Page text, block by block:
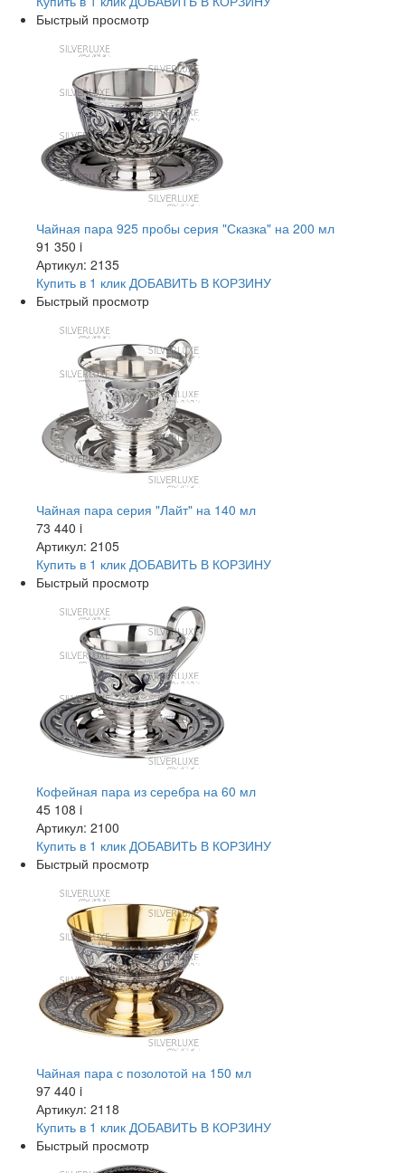
Быстрый просмотр
Чайная пара 925 пробы серия "Сказка" на 200 мл
91 350 i
Артикул: 2135
Купить в 1 клик ДОБАВИТЬ В КОРЗИНУ
Быстрый просмотр
Чайная пара серия "Лайт" на 140 мл
73 440 i
Артикул: 2105
Купить в 1 клик ДОБАВИТЬ В КОРЗИНУ
Быстрый просмотр
Кофейная пара из серебра на 60 мл
45 108 i
Артикул: 2100
Купить в 1 клик ДОБАВИТЬ В КОРЗИНУ
Быстрый просмотр
Чайная пара с позолотой на 150 мл
97 440 i
Артикул: 2118
Купить в 1 клик ДОБАВИТЬ В КОРЗИНУ
Быстрый просмотр